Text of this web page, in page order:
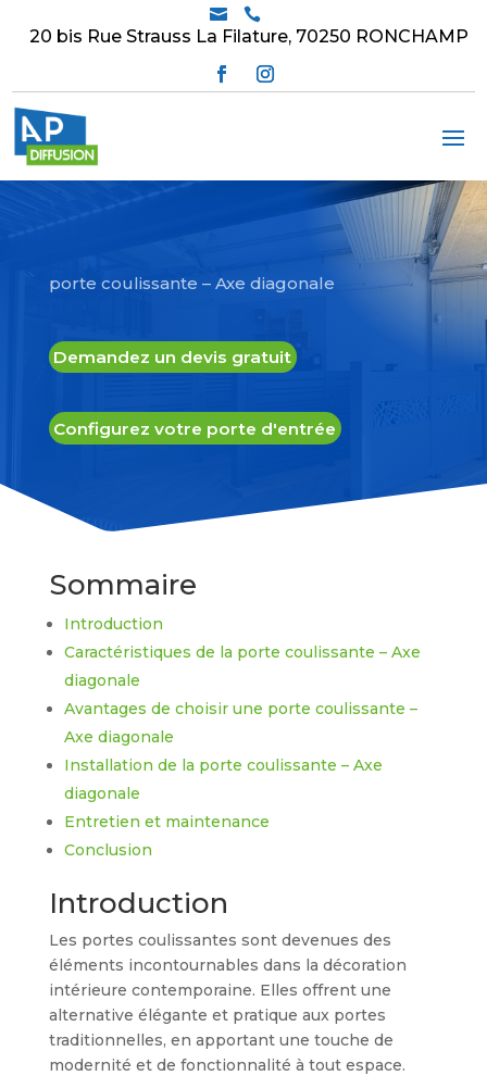
 
20 bis Rue Strauss La Filature, 70250 RONCHAMP
porte coulissante – Axe diagonale
Demandez un devis gratuit
Configurez votre porte d'entrée
Sommaire
Introduction
Caractéristiques de la porte coulissante – Axe
diagonale
Avantages de choisir une porte coulissante –
Axe diagonale
Installation de la porte coulissante – Axe
diagonale
Entretien et maintenance
Conclusion
Introduction
Les portes coulissantes sont devenues des
éléments incontournables dans la décoration
intérieure contemporaine. Elles offrent une
alternative élégante et pratique aux portes
traditionnelles, en apportant une touche de
modernité et de fonctionnalité à tout espace.